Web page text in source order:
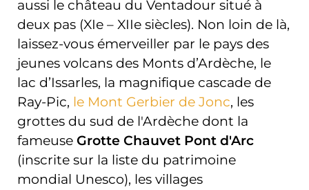
aussi le château du Ventadour situé à
deux pas (XIe – XIIe siècles). Non loin de là,
laissez-vous émerveiller par le pays des
jeunes volcans des Monts d’Ardèche, le
lac d’Issarles, la magnifique cascade de
Ray-Pic, le Mont Gerbier de Jonc, les
grottes du sud de l'Ardèche dont la
fameuse Grotte Chauvet Pont d'Arc
(inscrite sur la liste du patrimoine
mondial Unesco), les villages